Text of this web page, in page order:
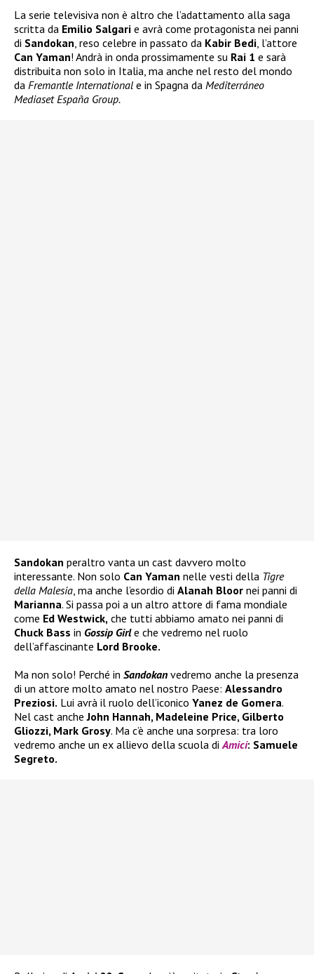
La serie televisiva non è altro che l’adattamento alla saga
scritta da Emilio Salgari e avrà come protagonista nei panni
di Sandokan, reso celebre in passato da Kabir Bedi, l’attore
Can Yaman! Andrà in onda prossimamente su Rai 1 e sarà
distribuita non solo in Italia, ma anche nel resto del mondo
da Fremantle International e in Spagna da Mediterráneo
Mediaset España Group.
Sandokan peraltro vanta un cast davvero molto
interessante. Non solo Can Yaman nelle vesti della Tigre
della Malesia, ma anche l’esordio di Alanah Bloor nei panni di
Marianna. Si passa poi a un altro attore di fama mondiale
come Ed Westwick, che tutti abbiamo amato nei panni di
Chuck Bass in Gossip Girle che vedremo nel ruolo
dell’affascinante Lord Brooke.
Ma non solo! Perché in Sandokan vedremo anche la presenza
di un attore molto amato nel nostro Paese: Alessandro
Preziosi. Lui avrà il ruolo dell’iconico Yanez de Gomera.
Nel cast ancheJohn Hannah, Madeleine Price, Gilberto
Gliozzi, Mark Grosy. Ma c’è anche una sorpresa: tra loro
vedremo anche un ex allievo della scuola diAmici: Samuele
Segreto.